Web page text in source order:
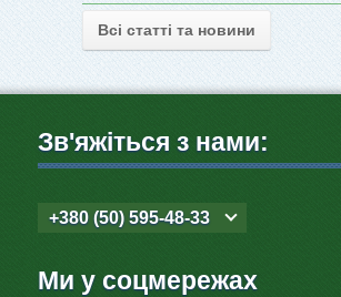
Всі статті та новини
Зв'яжіться з нами:
+380 (50) 595-48-33
Ми у соцмережах